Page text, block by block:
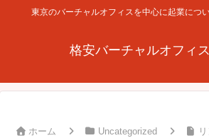
東京のバーチャルオフィスを中心に起業につ
格安バーチャルオフィ
ホーム Uncategorized